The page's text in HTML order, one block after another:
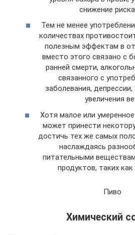
снижение
Тем не менее
количествах
полезным эффектам в
вместо этого связано с
ранней смерти,
связанного с
заболевания,
увеличения
Хотя малое или
может принести
достичь тех же самых
наслаждаясь
питательными
продуктов, таких
Пиво
Химический